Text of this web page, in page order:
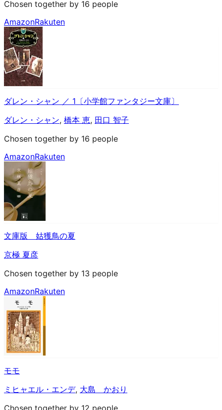
Chosen together by 16 people
AmazonRakuten
ダレン・シャン ／ 1〔小学館ファンタジー文庫〕
ダレン・シャン, 橋本 恵, 田口 智子
Chosen together by 16 people
AmazonRakuten
文庫版 姑獲鳥の夏
京極 夏彦
Chosen together by 13 people
AmazonRakuten
モモ
ミヒャエル・エンデ, 大島 かおり
Chosen together by 12 people